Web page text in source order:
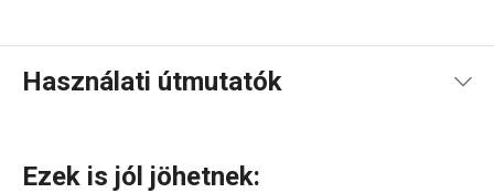
Használati útmutatók
Ezek is jól jöhetnek: